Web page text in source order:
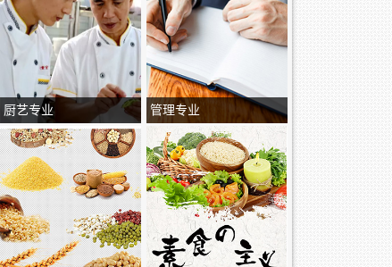
厨艺专业 管理专业